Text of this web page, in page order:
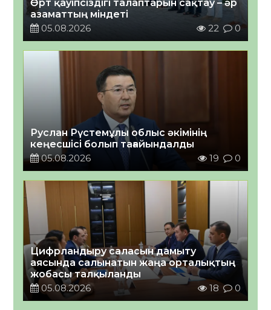
Өрт қауіпсіздігі талаптарын сақтау – әр
азаматтың міндеті
05.08.2026
22 0
Руслан Рүстемұлы облыс әкімінің
кеңесшісі болып тағайындалды
05.08.2026
19 0
Цифрландыру саласын дамыту
аясында салынатын жаңа орталықтың
жобасы талқыланды
05.08.2026
18 0